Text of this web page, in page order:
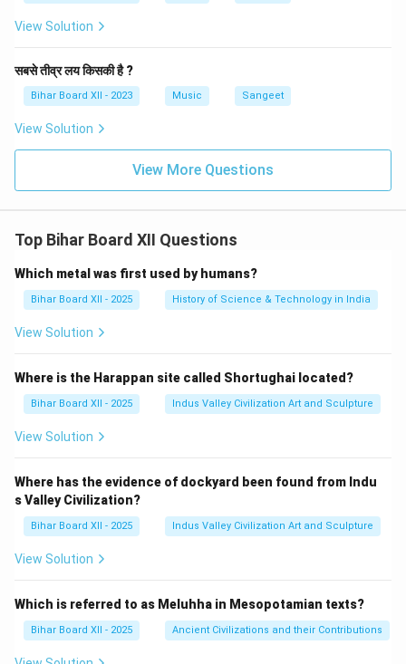
View Solution
सबसे तीव्र लय किसकी है ?
Bihar Board XII - 2023 Music Sangeet
View Solution
View More Questions
Top Bihar Board XII Questions
Which metal was first used by humans?
Bihar Board XII - 2025 History of Science & Technology in India
View Solution
Where is the Harappan site called Shortughai located?
Bihar Board XII - 2025 Indus Valley Civilization Art and Sculpture
View Solution
Where has the evidence of dockyard been found from Indu
s Valley Civilization?
Bihar Board XII - 2025 Indus Valley Civilization Art and Sculpture
View Solution
Which is referred to as Meluhha in Mesopotamian texts?
Bihar Board XII - 2025 Ancient Civilizations and their Contributions